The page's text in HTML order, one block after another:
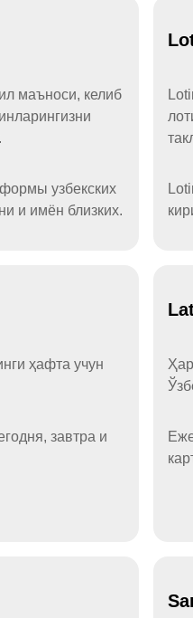
маъноси, келиб
узбекских
и имён близких.
ҳафта учун
завтра и